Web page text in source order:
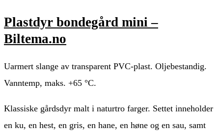
Plastdyr bondegård mini –
Biltema.no
Uarmert slange av transparent PVC-plast. Oljebestandig.
Vanntemp, maks. +65 °C.
Klassiske gårdsdyr malt i naturtro farger. Settet inneholder
en ku, en hest, en gris, en hane, en høne og en sau, samt